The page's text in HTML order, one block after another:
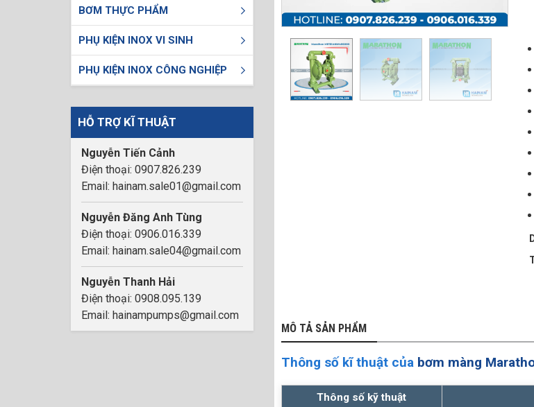
BƠM THỰC PHẨM
PHỤ KIỆN INOX VI SINH
PHỤ KIỆN INOX CÔNG NGHIỆP
HỖ TRỢ KĨ THUẬT
Nguyễn Tiến Cảnh
Điện thoại: 0907.826.239
Email: hainam.sale01@gmail.com
Nguyễn Đăng Anh Tùng
Điện thoại: 0906.016.339
Email: hainam.sale04@gmail.com
Nguyễn Thanh Hải
Điện thoại: 0908.095.139
Email: hainampumps@gmail.com
MÔ TẢ SẢN PHẨM
Thông số kĩ thuật của bơm màng
Thông số kỹ thuật